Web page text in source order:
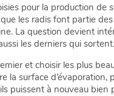
pour la production
les radis font partie
La question devient
les derniers qui sortent.
et choisir les plus
la surface
puissent à nouveau bien